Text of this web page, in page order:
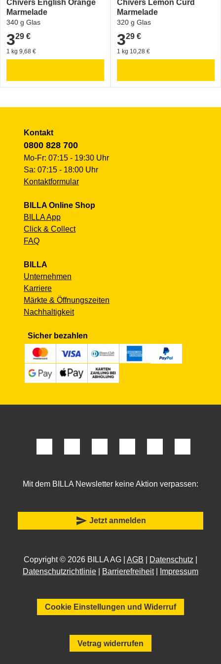
Chivers English Orange
Marmelade
340 g Glas
3,29 €
329 €
1 kg 9,68 €
Chivers Lemon Curd
Marmelade
320 g Glas
3,29 €
329 €
1 kg 10,28 €
Kontakt
0800 828 700
Mo-Fr: 07:15 - 19:30 Uhr
Sa: 07:15 - 18:00 Uhr
Kontaktformular
BILLA Online Shop
BILLA App
Click & Collect
FAQ
BILLA
Unternehmen
Karriere
Märkte & Öffnungszeiten
Nachhaltigkeit
Sicher bezahlen
Mit dem BILLA Newsletter keine Aktion verpassen:
send Jetzt anmelden
Copyright © 2026 BILLA AG | AGB Datenschutz
Datenschutzrichtlinie
Barrierefreiheit| Impressum
Cookie Einstellungen und Widerruf
Vetrag widerrufen